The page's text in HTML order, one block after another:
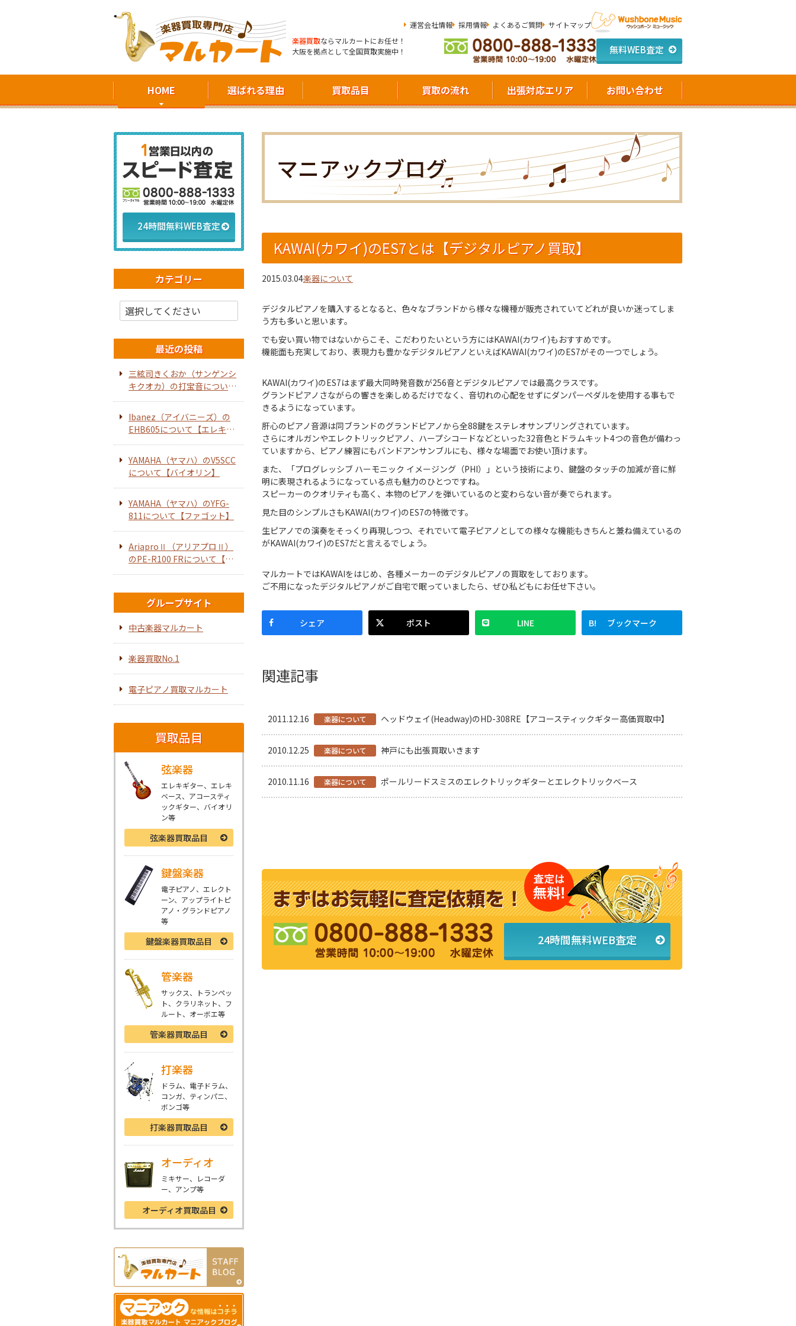
楽器買取ならマルカートにお任せ！
大阪を拠点として全国買取実施中！
運営会社情報 採用情報 よくあるご質問 サイトマップ
無料WEB査定
HOME 選ばれる理由 買取品目 買取の流れ 出張対応エリア お問い合わせ
マニアックブログ
KAWAI(カワイ)のES7とは【デジタルピアノ買取】
2015.03.04楽器について
デジタルピアノを購入するとなると、色々なブランドから様々な機種が販売されていてどれが良いか迷ってしま
う方も多いと思います。
でも安い買い物ではないからこそ、こだわりたいという方にはKAWAI(カワイ)もおすすめです。
機能面も充実しており、表現力も豊かなデジタルピアノといえばKAWAI(カワイ)のES7がその一つでしょう。
KAWAI(カワイ)のES7はまず最大同時発音数が256音とデジタルピアノでは最高クラスです。
グランドピアノさながらの響きを楽しめるだけでなく、音切れの心配をせずにダンパーペダルを使用する事もで
きるようになっています。
肝心のピアノ音源は同ブランドのグランドピアノから全88鍵をステレオサンプリングされています。
さらにオルガンやエレクトリックピアノ、ハープシコードなどといった32音色とドラムキット4つの音色が備わっ
ていますから、ピアノ練習にもバンドアンサンブルにも、様々な場面でお使い頂けます。
また、「プログレッシブ ハーモニック イメージング（PHI）」という技術により、鍵盤のタッチの加減が音に鮮
明に表現されるようになっている点も魅力のひとつですね。
スピーカーのクオリティも高く、本物のピアノを弾いているのと変わらない音が奏でられます。
見た目のシンプルさもKAWAI(カワイ)のES7の特徴です。
生ピアノでの演奏をそっくり再現しつつ、それでいて電子ピアノとしての様々な機能もきちんと兼ね備えているの
がKAWAI(カワイ)のES7だと言えるでしょう。
マルカートではKAWAIをはじめ、各種メーカーのデジタルピアノの買取をしております。
ご不用になったデジタルピアノがご自宅で眠っていましたら、ぜひ私どもにお任せ下さい。
シェア ポスト LINE ブックマーク
関連記事
2011.12.16 楽器について ヘッドウェイ(Headway)のHD-308RE【アコースティックギター高価買取中】
2010.12.25 楽器について 神戸にも出張買取いきます
2010.11.16 楽器について ポールリードスミスのエレクトリックギターとエレクトリックベース
24時間無料WEB査定
24時間無料WEB査定
カテゴリー
最近の投稿
三絃司きくおか（サンゲンシ
キクオカ）の打宝音について
【ホーンスピーカー】
Ibanez（アイバニーズ）の
EHB605について【エレキベ
ース】
YAMAHA（ヤマハ）のV5SCC
について【バイオリン】
YAMAHA（ヤマハ）のYFG-
811について【ファゴット】
AriaproⅡ（アリアプロⅡ）
のPE-R100 FRについて【エ
レキギター】
グループサイト
中古楽器マルカート
楽器買取No.1
電子ピアノ買取マルカート
買取品目
弦楽器
エレキギター、エレキ
ベース、アコースティ
ックギター、バイオリ
ン等
弦楽器買取品目
鍵盤楽器
電子ピアノ、エレクト
ーン、アップライトピ
アノ・グランドピアノ
等
鍵盤楽器買取品目
管楽器
サックス、トランペッ
ト、クラリネット、フ
ルート、オーボエ等
管楽器買取品目
打楽器
ドラム、電子ドラム、
コンガ、ティンパニ、
ボンゴ等
打楽器買取品目
オーディオ
ミキサー、レコーダ
ー、アンプ等
オーディオ買取品目